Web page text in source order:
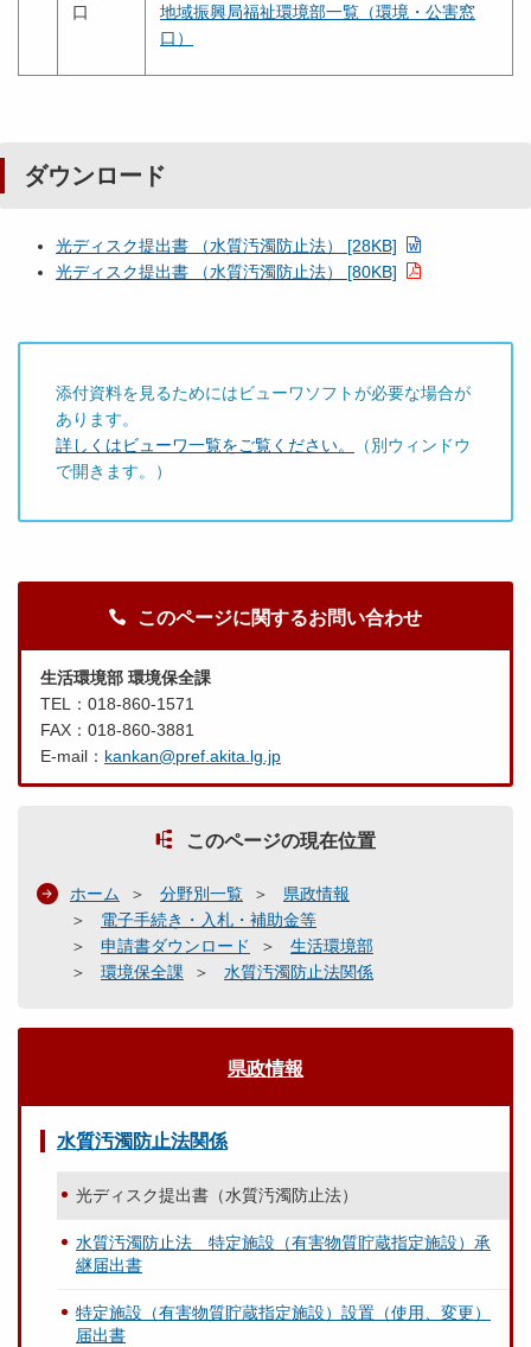
口
地域振興局福祉環境部一覧（環境・公害窓
口）
ダウンロード
光ディスク提出書 （水質汚濁防止法） [28KB]
光ディスク提出書 （水質汚濁防止法） [80KB]
添付資料を見るためにはビューワソフトが必要な場合が
あります。
詳しくはビューワ一覧をご覧ください。
（別ウィンドウ
で開きます。）
このページに関するお問い合わせ
生活環境部 環境保全課
TEL：018-860-1571
FAX：018-860-3881
E-mail： kankan@pref.akita.lg.jp
このページの現在位置
ホーム 分野別一覧
県政情報
電子手続き・入札・補助金等
申請書ダウンロード
生活環境部
環境保全課
水質汚濁防止法関係
県政情報
水質汚濁防止法関係
光ディスク提出書（水質汚濁防止法）
水質汚濁防止法 特定施設（有害物質貯蔵指定施設）承
継届出書
特定施設（有害物質貯蔵指定施設）設置（使用、変更）
届出書